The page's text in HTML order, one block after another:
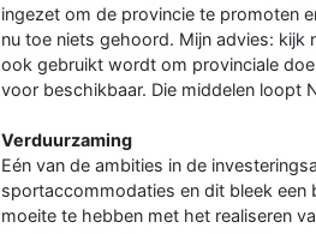
ingezet om de provincie te promoten
nu toe niets gehoord. Mijn advies: kijk
ook gebruikt wordt om provinciale
voor beschikbaar. Die middelen loopt
Verduurzaming
Eén van de ambities in de
sportaccommodaties en dit bleek een
moeite te hebben met het realiseren